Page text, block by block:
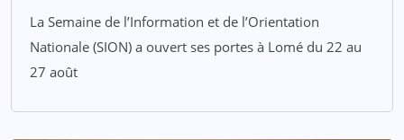
La Semaine de l’Information et de l’Orientation
Nationale (SION) a ouvert ses portes à Lomé du 22 au
27 août